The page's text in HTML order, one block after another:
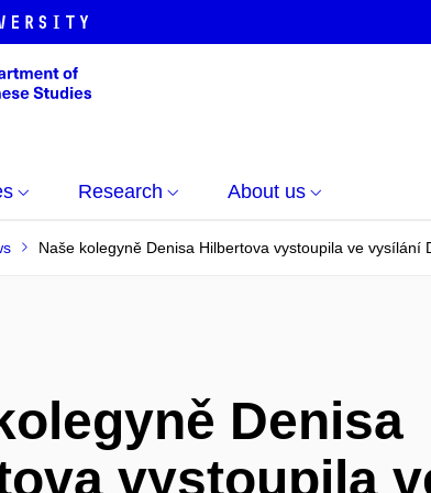
Research About us
Naše kolegyně Denisa Hilbertova vystoupila ve vysílání
Denisa
vystoupila